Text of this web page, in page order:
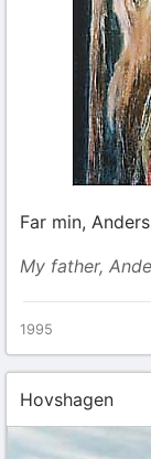
Far min,
My father,
1995
Hovshagen